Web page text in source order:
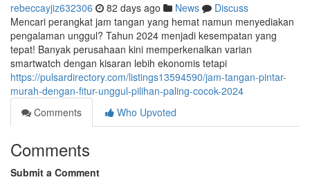
rebeccayjiz632306 82 days ago News
Discuss
Mencari perangkat jam tangan yang hemat namun menyediakan
pengalaman unggul? Tahun 2024 menjadi kesempatan yang
tepat! Banyak perusahaan kini memperkenalkan varian
smartwatch dengan kisaran lebih ekonomis tetapi
https://pulsardirectory.com/listings13594590/jam-tangan-pintar-
murah-dengan-fitur-unggul-pilihan-paling-cocok-2024
Comments
Who Upvoted
Comments
Submit a Comment